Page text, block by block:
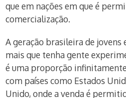
que em nações em que é
comercialização.
A geração brasileira de jovens
mais que tenha gente
é uma proporção
com países como Estados
Unido, onde a venda é